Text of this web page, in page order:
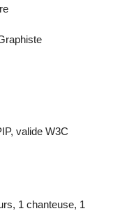
valide W3C
1 chanteuse, 1